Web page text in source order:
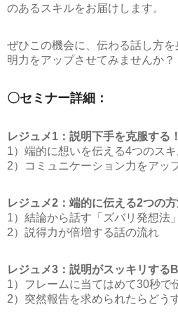
のあるスキルをお届けします。
ぜひこの機会に、伝わる話し方
明力をアップさせてみませんか？
〇セミナー詳細：
レジュメ1：説明下手を克服する
1）端的に想いを伝える4つのス
2）コミュニケーション力をアッ
レジュメ2：端的に伝える2つの
1）結論から話す「ズバリ発想法」
2）説得力が倍増する話の流れ
レジュメ3：説明がスッキリする
1）フレームに当てはめて30秒で
2）突然報告を求められたらどう